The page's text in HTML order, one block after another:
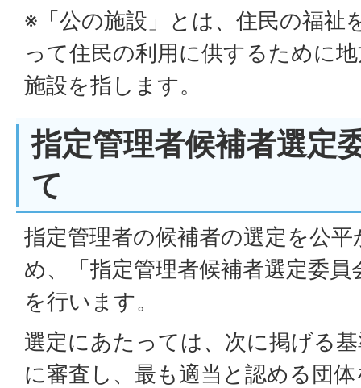
※「公の施設」とは、住民の福祉
って住民の利用に供するために
施設を指します。
指定管理者候補者選定
て
指定管理者の候補者の選定を公
め、「指定管理者候補者選定委
を行います。
選定にあたっては、次に掲げる
に審査し、最も適当と認める団